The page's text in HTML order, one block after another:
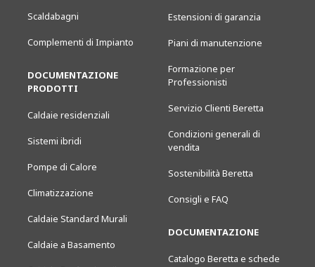
Scaldabagni
Complementi di Impianto
DOCUMENTAZIONE
PRODOTTI
Caldaie residenziali
Sistemi ibridi
Pompe di Calore
Climatizzazione
Caldaie Standard Murali
Caldaie a Basamento
Estensioni di garanzia
Piani di manutenzione
Formazione per
Professionisti
Servizio Clienti Beretta
Condizioni generali di
vendita
Sostenibilità Beretta
Consigli e FAQ
DOCUMENTAZIONE
Catalogo Beretta e schede